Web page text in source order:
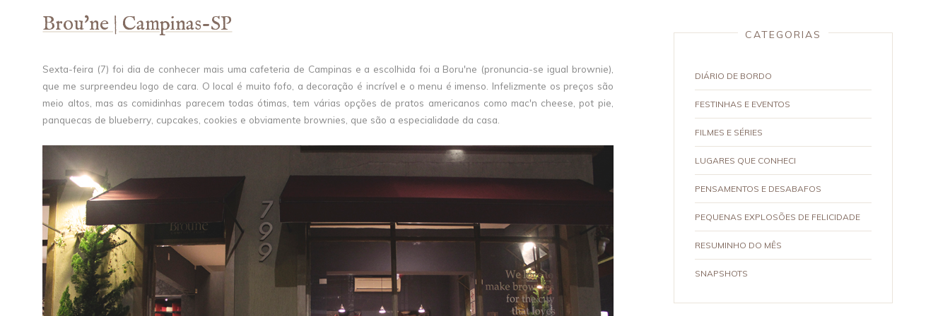
Brou'ne | Campinas-SP
Sexta-feira (7) foi dia de conhecer mais uma cafeteria de Campinas e a escolhida foi a Boru'ne (pronuncia-se igual brownie),
que me surpreendeu logo de cara. O local é muito fofo, a decoração é incrível e o menu é imenso. Infelizmente os preços são
meio altos, mas as comidinhas parecem todas ótimas, tem várias opções de pratos americanos como mac'n cheese, pot pie,
panquecas de blueberry, cupcakes, cookies e obviamente brownies, que são a especialidade da casa.
CATEGORIAS
DIÁRIO DE BORDO
FESTINHAS E EVENTOS
FILMES E SÉRIES
LUGARES QUE CONHECI
PENSAMENTOS E DESABAFOS
PEQUENAS EXPLOSÕES DE FELICIDADE
RESUMINHO DO MÊS
SNAPSHOTS